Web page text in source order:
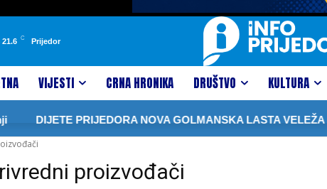
21.6 C Prijedor
VIJESTI CRNA HRONIKA DRUŠTVO KULTURA
DIJETE PRIJEDORA NOVA GOLMANSKA LASTA VELEŽA
proizvođači